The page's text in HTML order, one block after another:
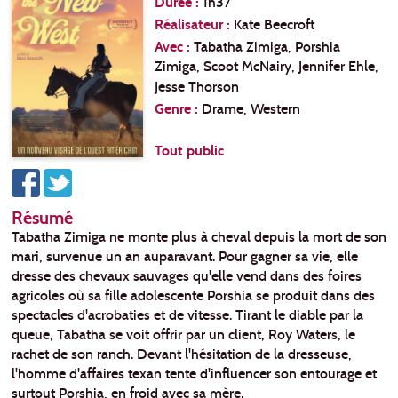
1h37
Réalisateur : Kate Beecroft
Avec : Tabatha Zimiga, Porshia
Zimiga, Scoot McNairy, Jennifer Ehle,
Jesse Thorson
Genre : Drame, Western
Tout public
Résumé
Tabatha Zimiga ne monte plus à cheval depuis la mort de son
mari, survenue un an auparavant. Pour gagner sa vie, elle
dresse des chevaux sauvages qu'elle vend dans des foires
agricoles où sa fille adolescente Porshia se produit dans des
spectacles d'acrobaties et de vitesse. Tirant le diable par la
queue, Tabatha se voit offrir par un client, Roy Waters, le
rachet de son ranch. Devant l'hésitation de la dresseuse,
l'homme d'affaires texan tente d'influencer son entourage et
surtout Porshia, en froid avec sa mère.